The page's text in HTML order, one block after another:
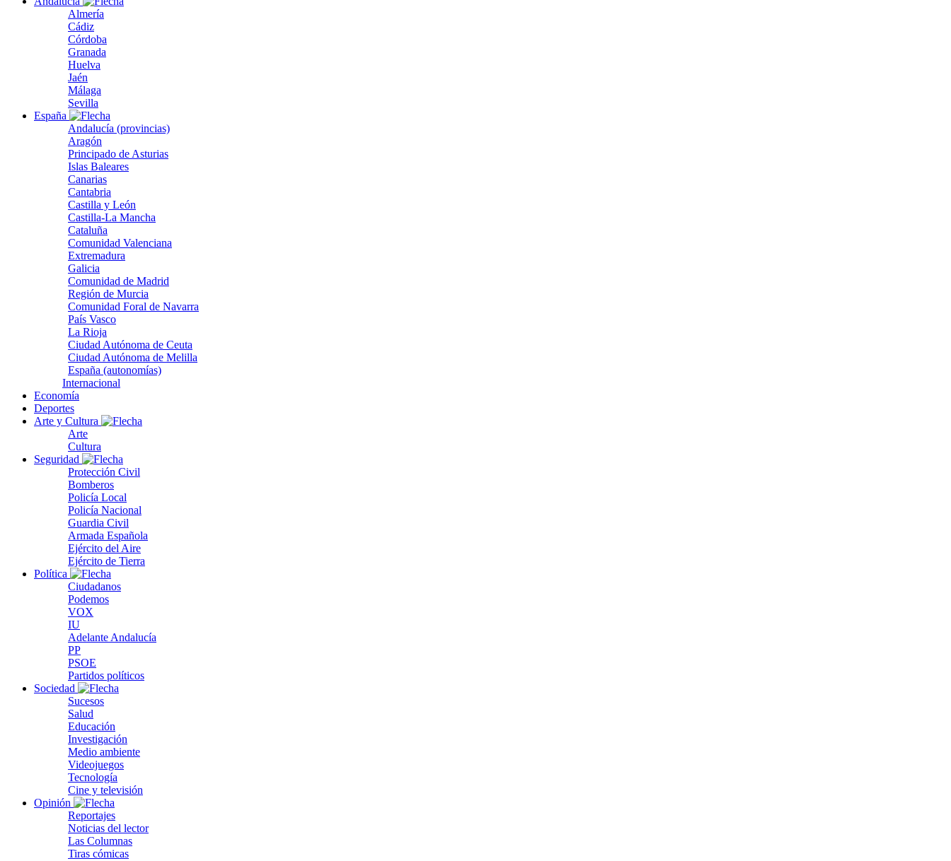
Almería
Cádiz
Córdoba
Granada
Huelva
Jaén
Málaga
Sevilla
España
Andalucía (provincias)
Aragón
Principado de Asturias
Islas Baleares
Canarias
Cantabria
Castilla y León
Castilla-La Mancha
Cataluña
Comunidad Valenciana
Extremadura
Galicia
Comunidad de Madrid
Región de Murcia
Comunidad Foral de Navarra
País Vasco
La Rioja
Ciudad Autónoma de Ceuta
Ciudad Autónoma de Melilla
España (autonomías)
Internacional
Economía
Deportes
Arte y Cultura
Arte
Cultura
Seguridad
Protección Civil
Bomberos
Policía Local
Policía Nacional
Guardia Civil
Armada Española
Ejército del Aire
Ejército de Tierra
Política
Ciudadanos
Podemos
VOX
IU
Adelante Andalucía
PP
PSOE
Partidos políticos
Sociedad
Sucesos
Salud
Educación
Investigación
Medio ambiente
Videojuegos
Tecnología
Cine y televisión
Opinión
Reportajes
Noticias del lector
Las Columnas
Tiras cómicas